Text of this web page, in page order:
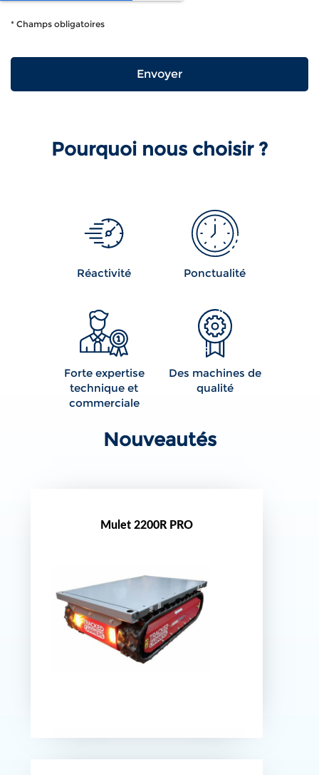
* Champs obligatoires
Pourquoi nous choisir ?
Réactivité Ponctualité
Forte expertise
technique et
commerciale
Des machines de
qualité
Nouveautés
Mulet 2200R PRO